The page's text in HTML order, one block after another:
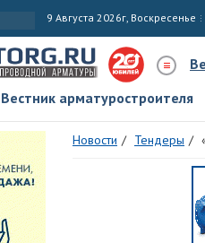
9 Августа 2026г, Воскресенье
Вестник арматуростроителя
Новости Тендеры